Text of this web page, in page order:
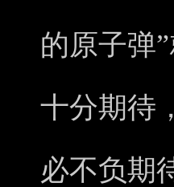
的原子弹
十分期待
必不负期